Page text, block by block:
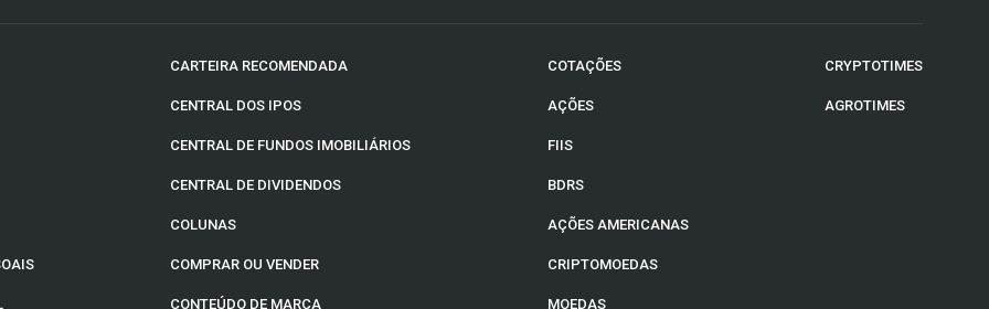
CARTEIRA RECOMENDADA
CENTRAL DOS IPOS
CENTRAL DE FUNDOS IMOBILIÁRIOS
CENTRAL DE DIVIDENDOS
COLUNAS
COMPRAR OU VENDER
CONTEÚDO DE MARCA
COTAÇÕES
AÇÕES
FIIS
BDRS
AÇÕES AMERICANAS
CRIPTOMOEDAS
MOEDAS
CRYPTOTIMES
AGROTIMES